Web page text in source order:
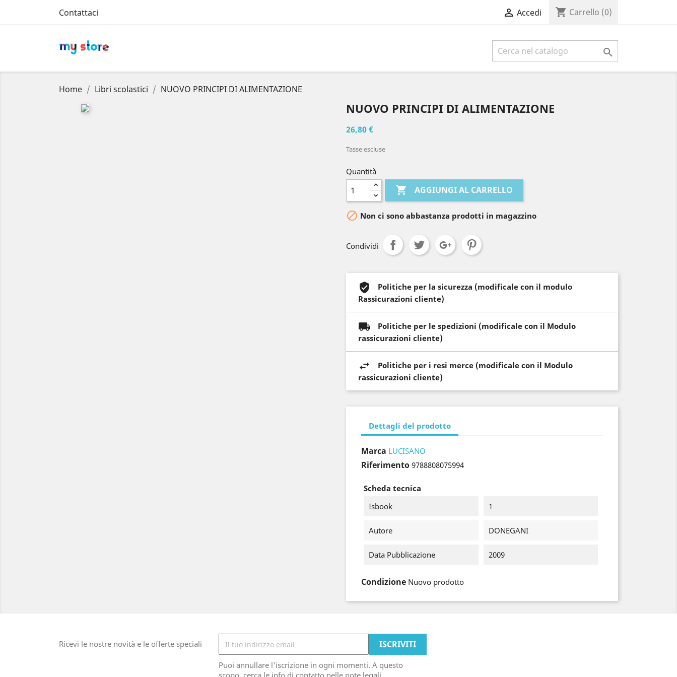
Contattaci  Accedi shopping_cart Carrello (0)

Home Libri scolastici NUOVO PRINCIPI DI ALIMENTAZIONE
NUOVO PRINCIPI DI ALIMENTAZIONE
26,80 €
Tasse escluse
Quantità
 AGGIUNGI AL CARRELLO
 Non ci sono abbastanza prodotti in magazzino
Condividi
Politiche per la sicurezza (modificale con il modulo
Rassicurazioni cliente)
Politiche per le spedizioni (modificale con il Modulo
rassicurazioni cliente)
Politiche per i resi merce (modificale con il Modulo
rassicurazioni cliente)
Dettagli del prodotto
Marca LUCISANO
Riferimento 9788808075994
Scheda tecnica
Isbook
1
Autore DONEGANI
Data Pubblicazione 2009
Condizione Nuovo prodotto
Ricevi le nostre novità e le offerte speciali
Puoi annullare l'iscrizione in ogni momenti. A questo
scopo, cerca le info di contatto nelle note legali.